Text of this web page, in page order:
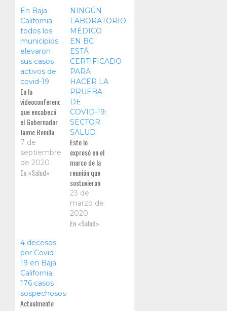
En Baja
California
todos los
municipios
elevaron
sus casos
activos de
covid-19
En la
videoconferencia
que encabezó
el Gobernador
Jaime Bonilla
Valdez en
Mexicali, el
Doctor Pérez
Rico, reiteró
el paciente
tiene
comorbilidades
7 de
septiembre
de 2020
En «Salud»
NINGÚN
LABORATORIO
MÉDICO
EN BC
ESTÁ
CERTIFICADO
PARA
HACER LA
PRUEBA
DE
COVID-19:
SECTOR
SALUD
Esto lo
expresó en el
marco de la
reunión que
sostuvieron
directivos y
representantes
de
maquiladoras
23 de
marzo de
2020
En «Salud»
4 decesos
por Covid-
19 en Baja
California;
176 casos
sospechosos
Actualmente